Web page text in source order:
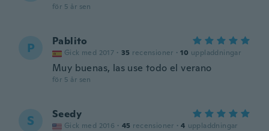
för 5 år sen
P Pablito
Gick med 2017 · 35 recensioner · 10 uppladdningar
Muy buenas, las use todo el verano
för 5 år sen
S Seedy
Gick med 2016 · 45 recensioner · 4 uppladdningar